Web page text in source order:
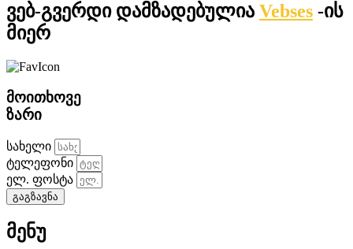
ვებ-გვერდი დამზადებულია Vebses -ის
მიერ
მოითხოვე
ზარი
სახელი
ტელეფონი
ელ. ფოსტა
გაგზავნა
მენუ